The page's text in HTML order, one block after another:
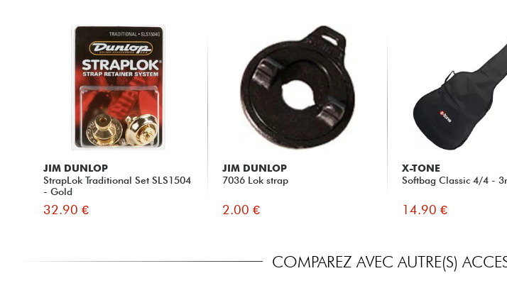
JIM DUNLOP
StrapLok Traditional Set SLS1504
- Gold
32.90 €
JIM DUNLOP
7036 Lok strap
2.00 €
X-TONE
Softbag Classic 4/4 -
14.90 €
COMPAREZ AVEC AUTRE(S)